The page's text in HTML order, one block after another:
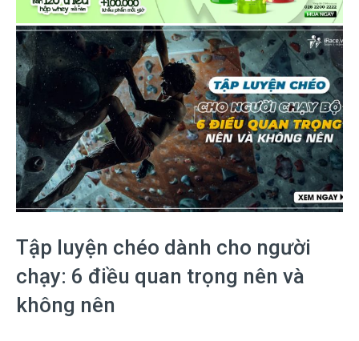
Tập luyện chéo dành cho người
chạy: 6 điều quan trọng nên và
không nên